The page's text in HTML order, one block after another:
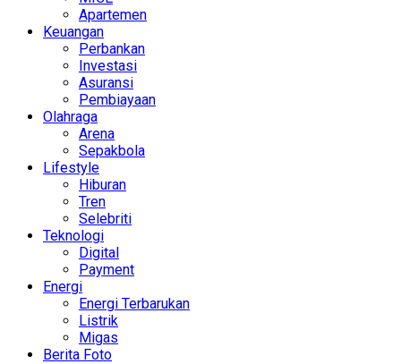
Apartemen
Keuangan
Perbankan
Investasi
Asuransi
Pembiayaan
Olahraga
Arena
Sepakbola
Lifestyle
Hiburan
Tren
Selebriti
Teknologi
Digital
Payment
Energi
Energi Terbarukan
Listrik
Migas
Berita Foto